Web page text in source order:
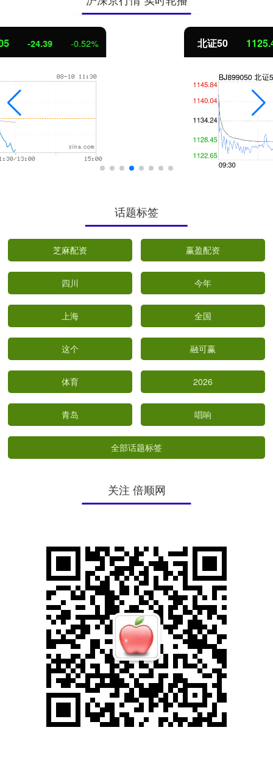
北证50 -0.78%
话题标签
芝麻配资 赢盈配资
四川 今年
上海 全国
这个 融可赢
体育 2026
青岛 唱响
全部话题标签
关注 倍顺网